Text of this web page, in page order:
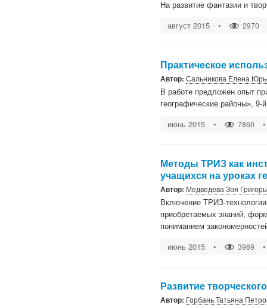
На развитие фантазии и
август 2015 • 2970
Практическое
Автор: Сальникова Елена
В работе предложен опыт
географические районы», 9-
июнь 2015 • 7860 •
Методы ТРИЗ как
учащихся на уроках
Автор: Медведева Зоя
Включение ТРИЗ-
приобретаемых знаний,
пониманием
июнь 2015 • 3969 •
Развитие
Автор: Горбань Татьяна